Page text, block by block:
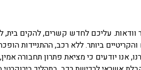
עליכם לחדש קשרים, להקים בית,
ביותר. ללא רכב, ההתניידות
אנו יודעים כי מציאת פתרון תחבורה